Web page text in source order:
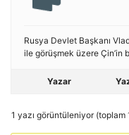
Rusya Devlet Başkanı
ile görüşmek üzere Çin’in
Yazar
1 yazı görüntüleniyor (toplam